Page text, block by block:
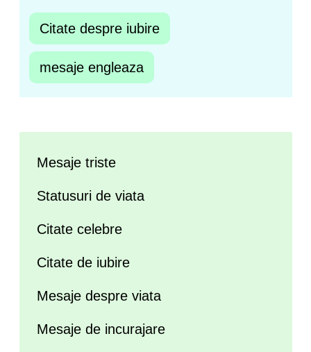
Citate despre iubire
mesaje engleaza
Mesaje triste
Statusuri de viata
Citate celebre
Citate de iubire
Mesaje despre viata
Mesaje de incurajare